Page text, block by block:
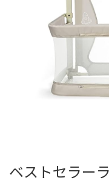
ベストセラー